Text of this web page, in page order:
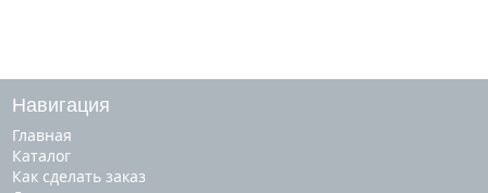
Навигация
Главная
Каталог
Как сделать заказ